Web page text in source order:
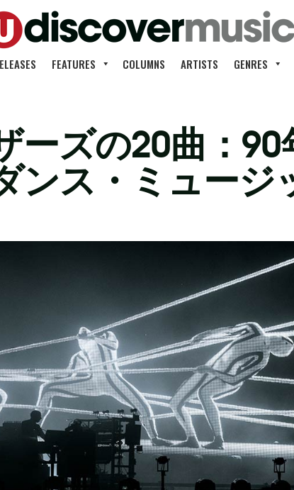
FEATURES COLUMNS ARTISTS GENRES
ーズの20曲：
ンス・ミュージ